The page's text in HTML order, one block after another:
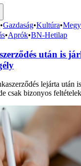
•Gazdaság•Kultúra•
•Aprók•BN-Hetilap
után is
lejárta után
csak bizonyos